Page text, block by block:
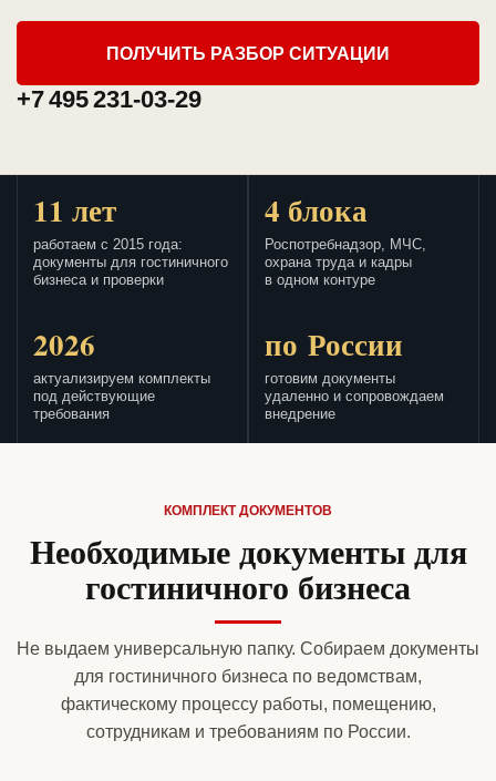
ПОЛУЧИТЬ РАЗБОР СИТУАЦИИ
+7 495 231-03-29
11 лет
работаем с 2015 года:
документы для гостиничного
бизнеса и проверки
4 блока
Роспотребнадзор, МЧС,
охрана труда и кадры
в одном контуре
2026
актуализируем комплекты
под действующие
требования
по России
готовим документы
удаленно и сопровождаем
внедрение
КОМПЛЕКТ ДОКУМЕНТОВ
Необходимые документы для
гостиничного бизнеса
Не выдаем универсальную папку. Собираем документы
для гостиничного бизнеса по ведомствам,
фактическому процессу работы, помещению,
сотрудникам и требованиям по России.